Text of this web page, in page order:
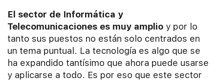
El sector de Informática y
Telecomunicaciones es muy amplio y por lo
tanto sus puestos no están solo centrados en
un tema puntual. La tecnología es algo que se
ha expandido tantísimo que ahora puede usarse
y aplicarse a todo. Es por eso que este sector